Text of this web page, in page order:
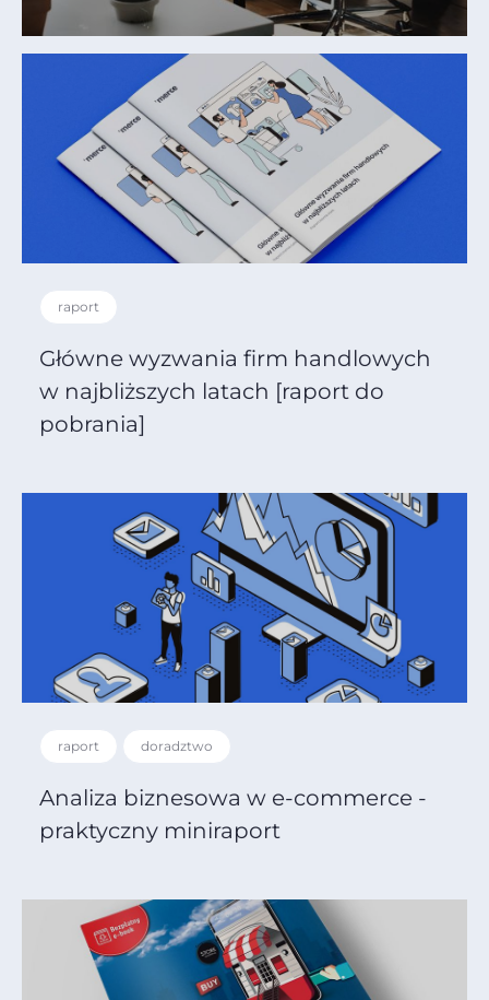
raport
Główne wyzwania firm handlowych
w najbliższych latach [raport do
pobrania]
raport doradztwo
Analiza biznesowa w e-commerce -
praktyczny miniraport